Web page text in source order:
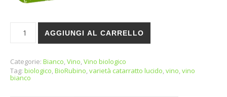
AGGIUNGI AL CARRELLO
Categorie: Bianco,Vino,Vino biologico
Tag: biologico,BioRubino,varietà catarratto lucido,vino,vino
bianco